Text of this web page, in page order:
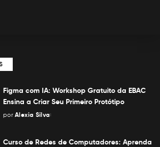
Figma com IA: Workshop Gratuito da EBAC
Ensina a Criar Seu Primeiro Protótipo
Posted
por Alexia Silva
Curso de Redes de Computadores: Aprenda